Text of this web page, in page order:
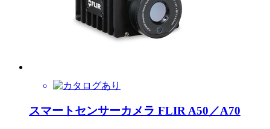
スマートセンサーカメラ FLIR A50／A70